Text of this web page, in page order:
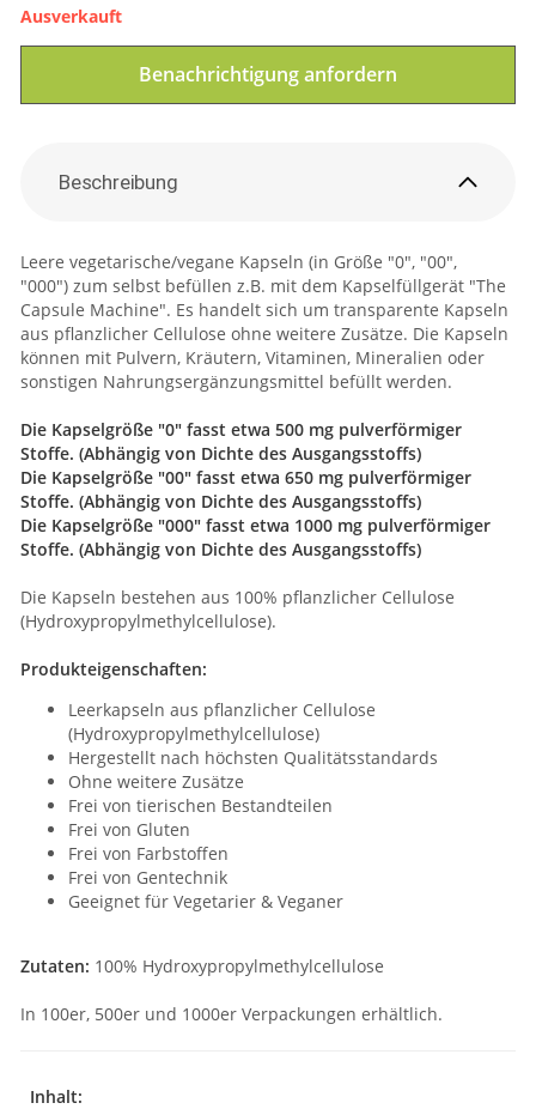
Ausverkauft
Benachrichtigung anfordern
Beschreibung
Leere vegetarische/vegane Kapseln (in Größe "0", "00",
"000") zum selbst befüllen z.B. mit dem Kapselfüllgerät "The
Capsule Machine". Es handelt sich um transparente Kapseln
aus pflanzlicher Cellulose ohne weitere Zusätze. Die Kapseln
können mit Pulvern, Kräutern, Vitaminen, Mineralien oder
sonstigen Nahrungsergänzungsmittel befüllt werden.
Die Kapselgröße "0" fasst etwa 500 mg pulverförmiger
Stoffe. (Abhängig von Dichte des Ausgangsstoffs)
Die Kapselgröße "00" fasst etwa 650 mg pulverförmiger
Stoffe. (Abhängig von Dichte des Ausgangsstoffs)
Die Kapselgröße "000" fasst etwa 1000 mg pulverförmiger
Stoffe. (Abhängig von Dichte des Ausgangsstoffs)
Die Kapseln bestehen aus 100% pflanzlicher Cellulose
(Hydroxypropylmethylcellulose).
Produkteigenschaften:
Leerkapseln aus pflanzlicher Cellulose
(Hydroxypropylmethylcellulose)
Hergestellt nach höchsten Qualitätsstandards
Ohne weitere Zusätze
Frei von tierischen Bestandteilen
Frei von Gluten
Frei von Farbstoffen
Frei von Gentechnik
Geeignet für Vegetarier & Veganer
Zutaten: 100% Hydroxypropylmethylcellulose
In 100er, 500er und 1000er Verpackungen erhältlich.
Inhalt: